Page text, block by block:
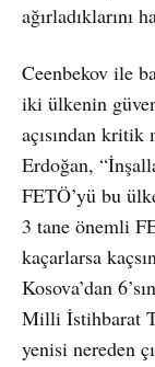
ağırladıklarını
Ceenbekov ile
iki ülkenin
açısından kritik
Erdoğan,
FETÖ’yü bu
3 tane önemli
kaçarlarsa
Kosova’dan
Milli İstihbarat
yenisi nereden